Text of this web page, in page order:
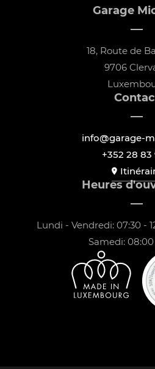
Garage
18, Route de
9706
info@garage-
+352 28 83
Heures
Lundi - Vendredi: 07:30 -
Samedi: 08:00